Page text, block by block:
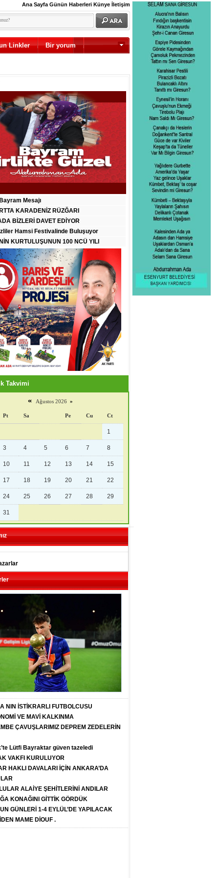
Ana Sayfa Günün Haberleri Künye İletişim
Linkler Bir yorum
Mesajı
KARADENİZ RÜZĞARI
BİZLERİ DAVET EDİYOR
Hamsi Festivalinde Buluşuyor
KURTULUŞUNUN 100 NCÜ YILI
Takvimi
« Ağustos 2026 »
Pt Sa Pe Cu Ct
1
3 4 5 6 7 8
10 11 12 13 14 15
17 18 19 20 21 22
24 25 26 27 28 29
31
NIN İSTİKRARLI FUTBOLCUSU
VE MAVİ KALKINMA
ÇAVUŞLARIMIZ DEPREM ZEDELERİN
Lütfi Bayraktar güven tazeledi
VAKFI KURULUYOR
HAKLI DAVALARI İÇİN ANKARA’DA
ALAİYE ŞEHİTLERİNİ ANDILAR
KONAĞINI GİTTİK GÖRDÜK
GÜNLERİ 1-4 EYLÜL’DE YAPILACAK
MAME DİOUF .